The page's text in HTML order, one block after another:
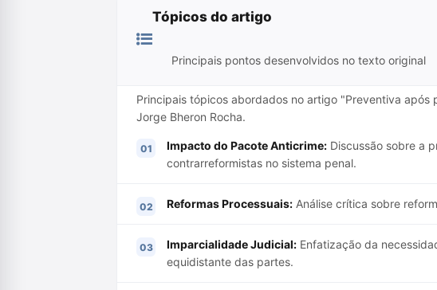
Tópicos do artigo
Principais pontos desenvolvidos no texto original
Principais tópicos abordados no artigo "Preventiva após
Jorge Bheron Rocha.
Impacto do Pacote Anticrime: Discussão sobre a
contrarreformistas no sistema penal.
Reformas Processuais: Análise crítica sobre
Imparcialidade Judicial: Enfatização da
equidistante das partes.